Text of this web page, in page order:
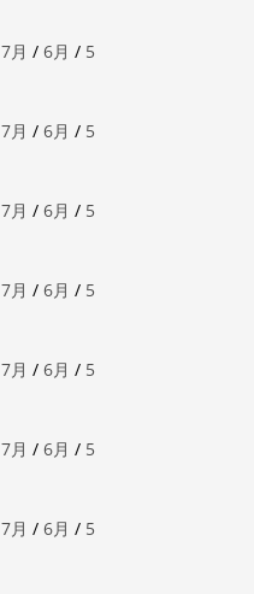
7月 / 6月 / 5
7月 / 6月 / 5
7月 / 6月 / 5
7月 / 6月 / 5
7月 / 6月 / 5
7月 / 6月 / 5
7月 / 6月 / 5